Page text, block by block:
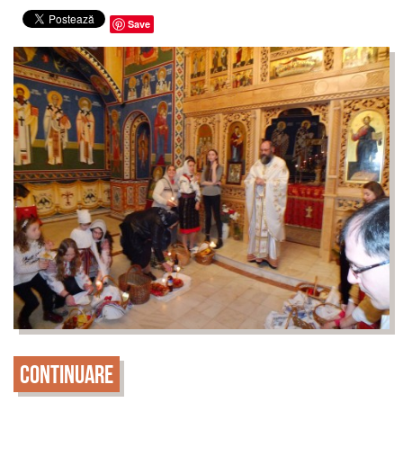
Save
Continuare